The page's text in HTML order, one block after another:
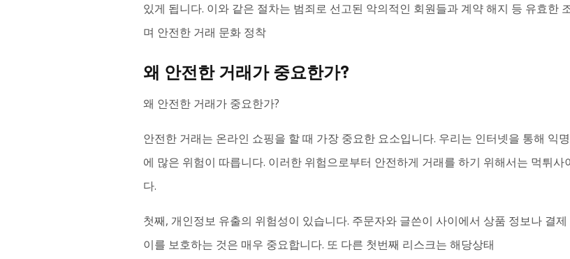
있게 됩니다. 이와 같은 절차는 범죄로 선고된 악의적인 회원들과 계약 해지 등 유효한
며 안전한 거래 문화 정착
왜 안전한 거래가 중요한가?
왜 안전한 거래가 중요한가?
안전한 거래는 온라인 쇼핑을 할 때 가장 중요한 요소입니다. 우리는 인터넷을 통해 익
에 많은 위험이 따릅니다. 이러한 위험으로부터 안전하게 거래를 하기 위해서는 먹튀
다.
첫째, 개인정보 유출의 위험성이 있습니다. 주문자와 글쓴이 사이에서 상품 정보나 결
이를 보호하는 것은 매우 중요합니다. 또 다른 첫번째 리스크는 해당상태